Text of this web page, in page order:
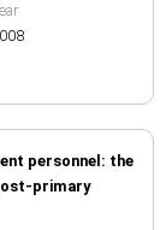
personnel: the
primary